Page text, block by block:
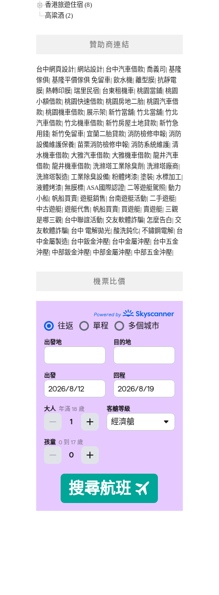
香港旅遊住宿 (8)
高粱酒 (2)
贊助商連結
台中網頁設計| 網站設計| 台中汽車借款| 喬義司 | 基隆
傢俱| 基隆平價傢俱 免留車| 飲水機| 離型膜| 抗靜電
膜| 熱轉印膜| 瑞里民宿| 台東租機車| 桃園當鋪| 桃園
小額借款| 桃園快速借款| 桃園房地二胎| 桃園汽車借
款| 桃園機車借款| 展示架| 新竹當舖| 竹北當舖| 竹北
汽車借款| 竹北機車借款| 新竹房屋土地貸款| 新竹急
用錢| 新竹免留車| 宜蘭二胎貸款| 消防檢修申報| 消防
設備維護保養| 苗栗消防檢修申報| 消防系統維護| 清
水機車借款| 大雅汽車借款| 大雅機車借款| 龍井汽車
借款| 龍井機車借款| 洗滌塔工業除臭劑 | 洗滌塔廠商|
洗滌塔製造| 工業除臭設備| 粉體烤漆| 塗裝| 水標加工|
液體烤漆| 無膜標| ASA國際認證| 二等遊艇駕照| 動力
小船| 帆船買賣| 遊艇銷售| 台南遊艇活動| 二手遊艇|
中古遊艇| 遊艇代售| 帆船買賣| 買遊艇| 賣遊艇| 三觀
是哪三觀| 台中聯誼活動| 交友軟體詐騙| 怎麼告白| 交
友軟體詐騙| 台中 電解拋光| 酸洗鈍化| 不鏽鋼電解| 台
中金屬製造| 台中鈑金沖壓| 台中金屬沖壓| 台中五金
沖壓| 中部鈑金沖壓| 中部金屬沖壓| 中部五金沖壓|
機票比價